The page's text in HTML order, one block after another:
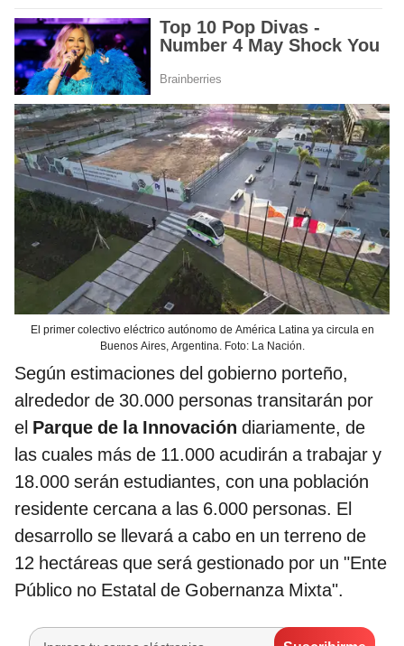
El primer colectivo eléctrico autónomo de América Latina ya circula en
Buenos Aires, Argentina. Foto: La Nación.
Según estimaciones del gobierno porteño,
alrededor de 30.000 personas transitarán por
el Parque de la Innovación diariamente, de
las cuales más de 11.000 acudirán a trabajar y
18.000 serán estudiantes, con una población
residente cercana a las 6.000 personas. El
desarrollo se llevará a cabo en un terreno de
12 hectáreas que será gestionado por un "Ente
Público no Estatal de Gobernanza Mixta".